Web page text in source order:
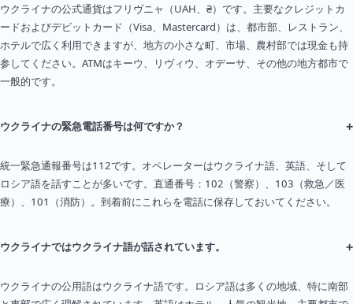
ウクライナの公式通貨はフリヴニャ（UAH、₴）です。主要なクレジットカ
ードおよびデビットカード（Visa、Mastercard）は、都市部、レストラン、
ホテルで広く利用できますが、地方の小さな町、市場、農村部では現金も持
参してください。ATMはキーウ、リヴィウ、オデーサ、その他の地方都市で
一般的です。
ウクライナの緊急電話番号は何ですか？ +
統一緊急通報番号は112です。オペレーターはウクライナ語、英語、そして
ロシア語を話すことが多いです。直通番号：102（警察）、103（救急／医
療）、101（消防）。到着前にこれらを電話に保存しておいてください。
ウクライナではウクライナ語が話されています。 +
ウクライナの公用語はウクライナ語です。ロシア語は多くの地域、特に南部